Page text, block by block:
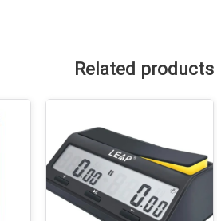
Related products